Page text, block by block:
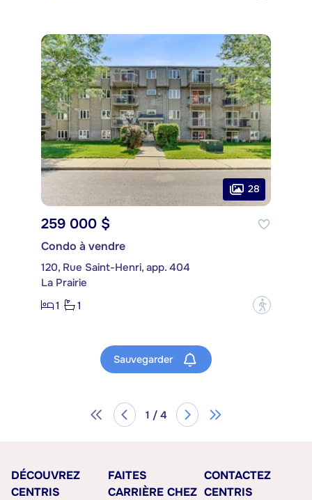
28
259 000 $
Condo à vendre
120, Rue Saint-Henri, app. 404
La Prairie
1
1 ?
Sauvegarder
1 / 4
DÉCOUVREZ
CENTRIS
FAITES
CARRIÈRE CHEZ
CONTACTEZ
CENTRIS